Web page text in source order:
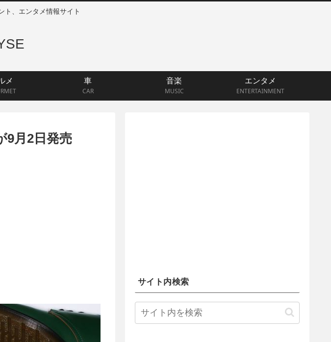
ト、エンタメ情報サイト
メ
車
CAR
音楽
MUSIC
エンタメ
ENTERTAINMENT
9月2日発売
サイト内検索